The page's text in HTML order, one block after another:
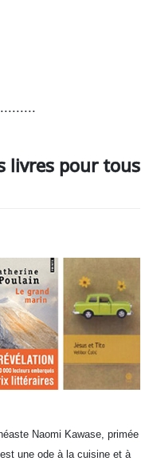
livres pour tous
Naomi Kawase, primée
une ode à la cuisine et à